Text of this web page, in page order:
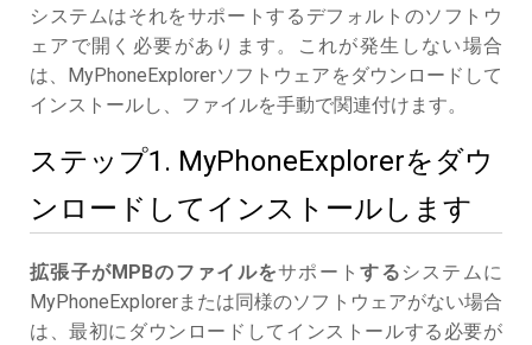
システムはそれをサポートするデフォルトのソフトウ
ェアで開く必要があります。これが発生しない場合
は、MyPhoneExplorerソフトウェアをダウンロードして
インストールし、ファイルを手動で関連付けます。
ステップ1. MyPhoneExplorerをダウ
ンロードしてインストールします
拡張子がMPBのファイルをサポートする システムに
MyPhoneExplorerまたは同様のソフトウェアがない場合
は、最初にダウンロードしてインストールする必要が